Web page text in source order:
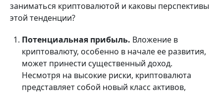
заниматься криптовалютой и каковы перспективы
этой тенденции?
Потенциальная прибыль. Вложение в
криптовалюту, особенно в начале ее развития,
может принести существенный доход.
Несмотря на высокие риски, криптовалюта
представляет собой новый класс активов,